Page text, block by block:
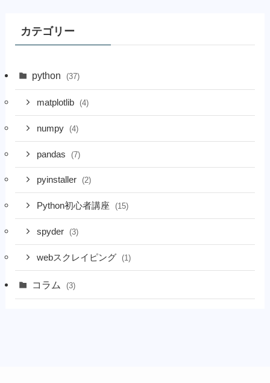
カテゴリー
python (37)
matplotlib (4)
numpy (4)
pandas (7)
pyinstaller (2)
Python初心者講座 (15)
spyder (3)
webスクレイピング (1)
コラム (3)